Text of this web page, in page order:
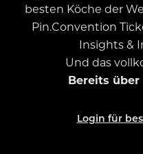
besten Köche der
Pin.Convention
Insights &
Und das
Bereits über
Login für